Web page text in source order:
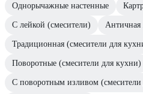
Однорычажные настенные
С лейкой (смесители) Античная
Традиционная (смесители для
Поворотные (смесители для кухни)
С поворотным изливом (смесители